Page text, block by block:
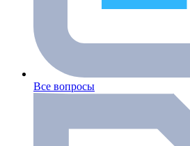
Все вопросы